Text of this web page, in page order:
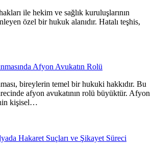
ile hekim ve sağlık kuruluşlarının
özel bir hukuk alanıdır. Hatalı teşhis,
Afyon Avukatın Rolü
bireylerin temel bir hukuki hakkıdır. Bu
afyon avukatının rolü büyüktür. Afyon
kişisel…
Hakaret Suçları ve Şikayet Süreci